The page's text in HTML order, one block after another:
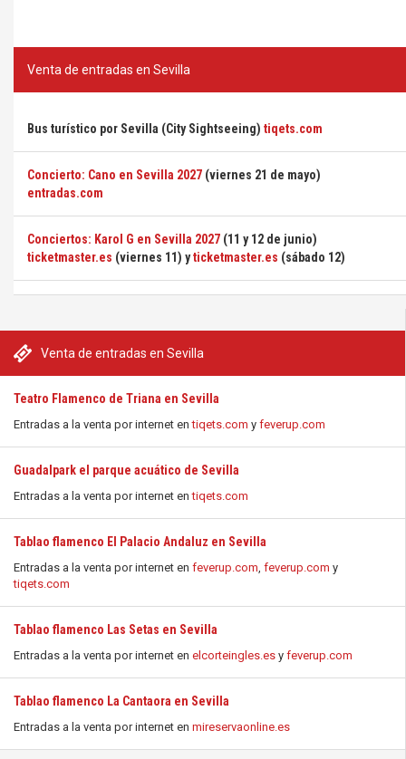
Venta de entradas en Sevilla
Teatro Flamenco de Triana en Sevilla
Entradas a la venta por internet entiqets.com y feverup.com
Guadalpark el parque acuático de Sevilla
Entradas a la venta por internet entiqets.com
Tablao flamenco El Palacio Andaluz en Sevilla
Entradas a la venta por internet en feverup.com, feverup.com y
tiqets.com
Tablao flamenco Las Setas en Sevilla
Entradas a la venta por internet en elcorteingles.es y feverup.com
Tablao flamenco La Cantaora en Sevilla
Entradas a la venta por internet en mireservaonline.es
Venta de entradas en Sevilla
Bus turístico por Sevilla (City Sightseeing) tiqets.com
Concierto: Cano en Sevilla 2027 (viernes 21 de mayo)
entradas.com
Conciertos: Karol G en Sevilla 2027 (11 y 12 de junio)
ticketmaster.es (viernes 11) yticketmaster.es (sábado 12)